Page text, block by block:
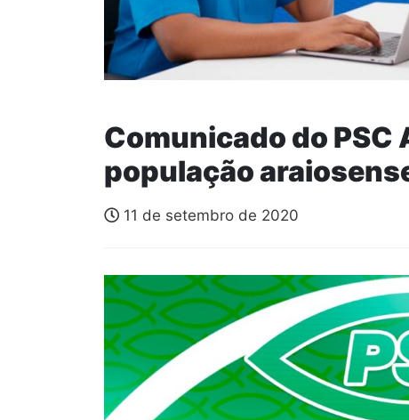
Comunicado do PSC
população
11 de setembro de 2020